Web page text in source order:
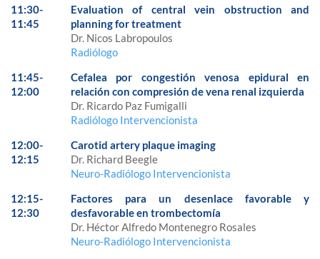
11:30-
11:45
Evaluation of central vein obstruction and
planning for treatment
Dr. Nicos Labropoulos
Radiólogo
11:45-
12:00
Cefalea por congestión venosa epidural en
relación con compresión de vena renal izquierda
Dr. Ricardo Paz Fumigalli
Radiólogo Intervencionista
12:00-
12:15
Carotid artery plaque imaging
Dr. Richard Beegle
Neuro-Radiólogo Intervencionista
12:15-
12:30
Factores para un desenlace favorable y
desfavorable en trombectomía
Dr. Héctor Alfredo Montenegro Rosales
Neuro-Radiólogo Intervencionista